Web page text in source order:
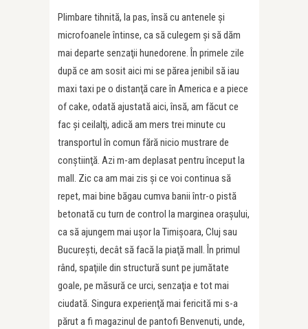
Plimbare tihnită, la pas, însă cu antenele şi
microfoanele întinse, ca să culegem şi să dăm
mai departe senzaţii hunedorene. În primele zile
după ce am sosit aici mi se părea jenibil să iau
maxi taxi pe o distanţă care în America e a piece
of cake, odată ajustată aici, însă, am făcut ce
fac şi ceilalţi, adică am mers trei minute cu
transportul în comun fără nicio mustrare de
conştiinţă. Azi m-am deplasat pentru început la
mall. Zic ca am mai zis şi ce voi continua să
repet, mai bine băgau cumva banii într-o pistă
betonată cu turn de control la marginea oraşului,
ca să ajungem mai uşor la Timişoara, Cluj sau
Bucureşti, decât să facă la piaţă mall. În primul
rând, spaţiile din structură sunt pe jumătate
goale, pe măsură ce urci, senzaţia e tot mai
ciudată. Singura experienţă mai fericită mi s-a
părut a fi magazinul de pantofi Benvenuti, unde,